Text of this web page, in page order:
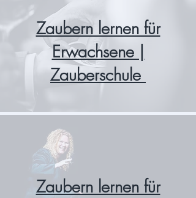
Zaubern lernen für
Erwachsene |
Zauberschule
Zaubern lernen für